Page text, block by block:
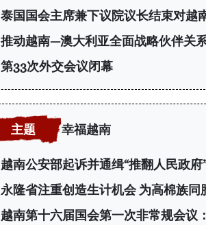
泰国国会主席兼下议院议长结束对越
推动越南—澳大利亚全面战略伙伴关
第33次外交会议闭幕
幸福越南
越南公安部起诉并通缉“推翻人民政府
永隆省注重创造生计机会 为高棉族同
越南第十六届国会第一次非常规会议